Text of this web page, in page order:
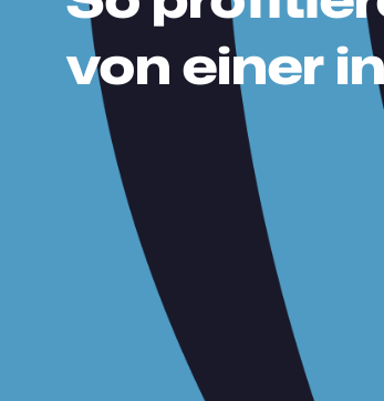
von einer